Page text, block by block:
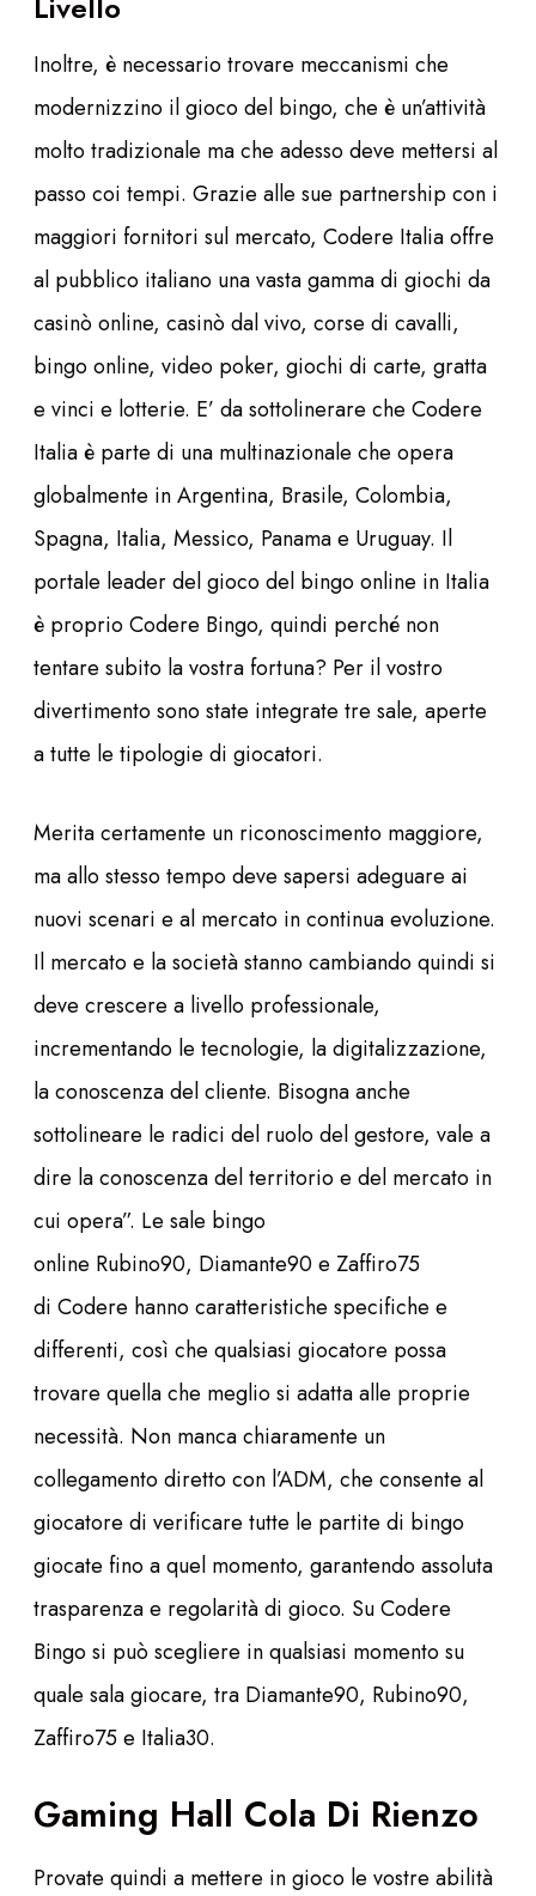
Inoltre, è necessario trovare meccanismi che
modernizzino il gioco del bingo, che è un’attività
molto tradizionale ma che adesso deve mettersi al
passo coi tempi. Grazie alle sue partnership con i
maggiori fornitori sul mercato, Codere Italia offre
al pubblico italiano una vasta gamma di giochi da
casinò online, casinò dal vivo, corse di cavalli,
bingo online, video poker, giochi di carte, gratta
e vinci e lotterie. E’ da sottolinerare che Codere
Italia è parte di una multinazionale che opera
globalmente in Argentina, Brasile, Colombia,
Spagna, Italia, Messico, Panama e Uruguay. Il
portale leader del gioco del bingo online in Italia
è proprio Codere Bingo, quindi perché non
tentare subito la vostra fortuna? Per il vostro
divertimento sono state integrate tre sale, aperte
a tutte le tipologie di giocatori.
Merita certamente un riconoscimento maggiore,
ma allo stesso tempo deve sapersi adeguare ai
nuovi scenari e al mercato in continua evoluzione.
Il mercato e la società stanno cambiando quindi si
deve crescere a livello professionale,
incrementando le tecnologie, la digitalizzazione,
la conoscenza del cliente. Bisogna anche
sottolineare le radici del ruolo del gestore, vale a
dire la conoscenza del territorio e del mercato in
cui opera”. Le sale bingo
online Rubino90, Diamante90 e Zaffiro75
di Codere hanno caratteristiche specifiche e
differenti, così che qualsiasi giocatore possa
trovare quella che meglio si adatta alle proprie
necessità. Non manca chiaramente un
collegamento diretto con l’ADM, che consente al
giocatore di verificare tutte le partite di bingo
giocate fino a quel momento, garantendo assoluta
trasparenza e regolarità di gioco. Su Codere
Bingo si può scegliere in qualsiasi momento su
quale sala giocare, tra Diamante90, Rubino90,
Zaffiro75 e Italia30.
Gaming Hall Cola Di Rienzo
Provate quindi a mettere in gioco le vostre abilità